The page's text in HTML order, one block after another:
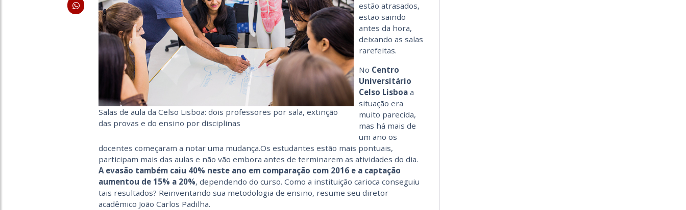
Salas de aula da Celso Lisboa: dois professores por sala, extinção
das provas e do ensino por disciplinas
estão atrasados,
estão saindo
antes da hora,
deixando as salas
rarefeitas.
No Centro
Universitário
Celso Lisboaa
situação era
muito parecida,
mas há mais de
um ano os
docentes começaram a notar uma mudança.Os estudantes estão mais pontuais,
participam mais das aulas e não vão embora antes de terminarem as atividades do dia.
A evasão também caiu 40% neste ano em comparação com 2016 e a captação
aumentou de 15% a 20%, dependendo do curso. Como a instituição carioca conseguiu
tais resultados? Reinventando sua metodologia de ensino, resume seu diretor
acadêmico João Carlos Padilha.